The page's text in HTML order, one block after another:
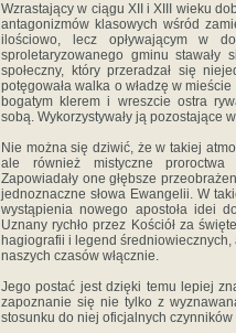
Wzrastający w ciągu XII i XIII wieku
antagonizmów klasowych wśród
ilościowo, lecz opływającym w
sproletaryzowanego gminu stawały
społeczny, który przeradzał się
potęgowała walka o władzę w
bogatym klerem i wreszcie ostra
sobą. Wykorzystywały ją pozostające
Nie można się dziwić, że w takiej
ale również mistyczne proroctwa
Zapowiadały one głębsze
jednoznaczne słowa Ewangelii. W
wystąpienia nowego apostoła idei
Uznany rychło przez Kościół za
hagiografii i legend
naszych czasów włącznie.
Jego postać jest dzięki temu lepiej
zapoznanie się nie tylko z
stosunku do niej oficjalnych